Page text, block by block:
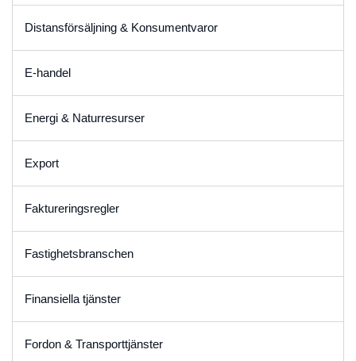
Distansförsäljning & Konsumentvaror
E-handel
Energi & Naturresurser
Export
Faktureringsregler
Fastighetsbranschen
Finansiella tjänster
Fordon & Transporttjänster